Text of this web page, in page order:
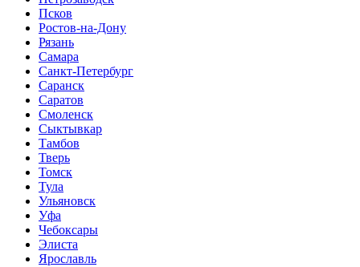
Псков
Ростов-на-Дону
Рязань
Самара
Санкт-Петербург
Саранск
Саратов
Смоленск
Сыктывкар
Тамбов
Тверь
Томск
Тула
Ульяновск
Уфа
Чебоксары
Элиста
Ярославль